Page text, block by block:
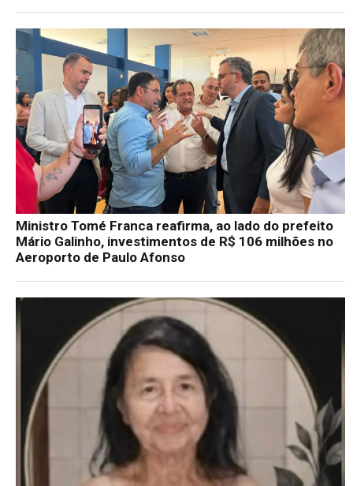
Ministro Tomé Franca reafirma, ao lado do prefeito
Mário Galinho, investimentos de R$ 106 milhões no
Aeroporto de Paulo Afonso